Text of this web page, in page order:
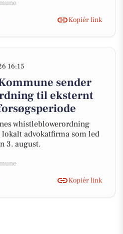
Kopiér link
16:15
sender
til eksternt
whistleblowerordning
advokatfirma som led
3. august.
Kopiér link